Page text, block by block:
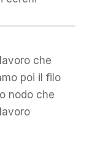
che
poi il filo
nodo che